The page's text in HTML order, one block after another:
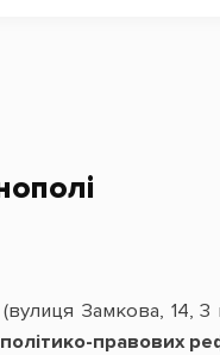
Замкова, 14,
правових